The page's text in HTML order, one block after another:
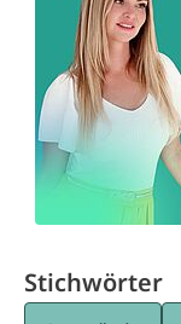
Stichwörter